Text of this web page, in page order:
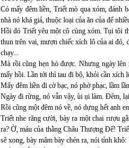
Có mấy đêm liền, Triết mò qua xóm, đánh
nhà nó khá giả, thuộc loại của ăn của để
Hồi đó Triết yêu một cô cùng xóm. Tụi tôi
thun trên vai, mượn chiếc xích lô của ai đó,
chạy...
Mà rồi cũng hẹn hò được. Nhưng ngày
mấy hồi. Lần tới thì tau đi bộ, khỏi cần xích
Mấy đêm liền đi cờ bạc, nó phờ phạc, lầm
Ngày đi rừng, nó vẫn vậy, ùi ụi làm. Đêm,
Rồi cũng một đêm nó về, nó dựng hết anh
Triết nhe răng cười, bày ra một chai rượu
ra? Ờ, máu của thằng Châu Thượng Đế!
sẽ xong, bày mâm bày chén ra, nói tỉnh